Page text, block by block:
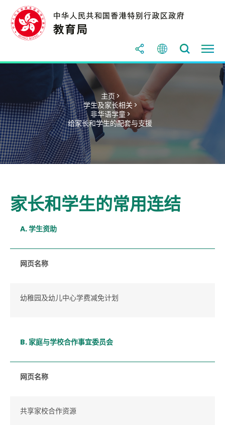
主页 >
学生及家长相关 >
非华语学童 >
给家长和学生的配套与支援
家长和学生的常用连结
A. 学生资助
网页名称
幼稚园及幼儿中心学费减免计划
B. 家庭与学校合作事宜委员会
网页名称
共享家校合作资源